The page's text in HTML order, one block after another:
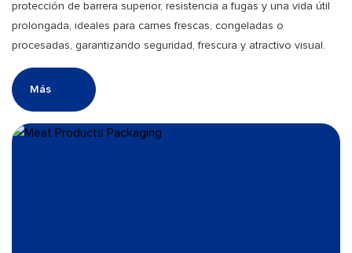
protección de barrera superior, resistencia a fugas y una vida útil
prolongada, ideales para carnes frescas, congeladas o
procesadas, garantizando seguridad, frescura y atractivo visual.
Más